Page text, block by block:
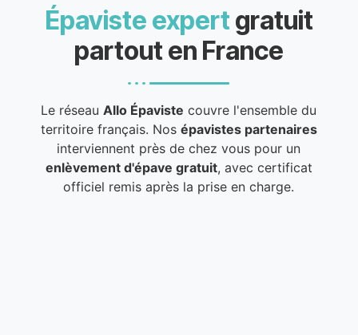
Épaviste expert gratuit
partout en France
Le réseauAllo Épaviste couvre l'ensemble du
territoire français. Nos épavistes partenaires
interviennent près de chez vous pour un
enlèvement d'épave gratuit, avec certificat
officiel remis après la prise en charge.